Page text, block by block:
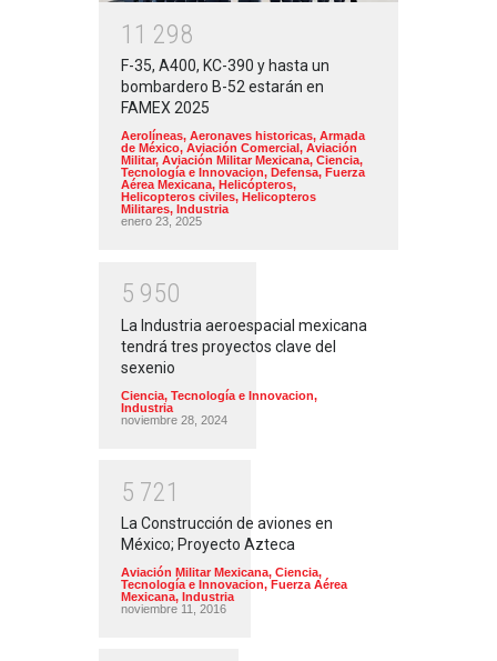
1 1 298
F-35, A400, KC-390 y hasta un
bombardero B-52 estarán en
FAMEX 2025
Aerolíneas, Aeronaves historicas, Armada
de México, Aviación Comercial, Aviación
Militar, Aviación Militar Mexicana, Ciencia,
Tecnología e Innovacion, Defensa, Fuerza
Aérea Mexicana, Helicópteros,
Helicopteros civiles, Helicopteros
Militares, Industria
enero 23, 2025
5 950
La Industria aeroespacial mexicana
tendrá tres proyectos clave del
sexenio
Ciencia, Tecnología e Innovacion,
Industria
noviembre 28, 2024
5 721
La Construcción de aviones en
México; Proyecto Azteca
Aviación Militar Mexicana, Ciencia,
Tecnología e Innovacion, Fuerza Aérea
Mexicana, Industria
noviembre 11, 2016